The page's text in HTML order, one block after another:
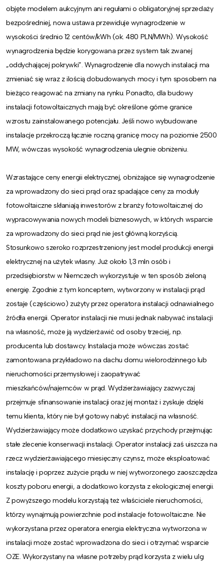
objęte modelem aukcyjnym ani regułami o obligatoryjnej sprzedaży
bezpośredniej, nowa ustawa przewiduje wynagrodzenie w
wysokości średnio 12 centów/kWh (ok. 480 PLN/MWh). Wysokość
wynagrodzenia będzie korygowana przez system tak zwanej
„oddychającej pokrywki”. Wynagrodzenie dla nowych instalacji ma
zmieniać się wraz z ilością dobudowanych mocy i tym sposobem na
bieżąco reagować na zmiany na rynku. Ponadto, dla budowy
instalacji fotowoltaicznych mają być określone górne granice
wzrostu zainstalowanego potencjału. Jeśli nowo wybudowane
instalacje przekroczą łącznie roczną granicę mocy na poziomie 2500
MW, wówczas wysokość wynagrodzenia ulegnie obniżeniu.
Wzrastające ceny energii elektrycznej, obniżające się wynagrodzenie
za wprowadzony do sieci prąd oraz spadające ceny za moduły
fotowoltaiczne skłaniają inwestorów z branży fotowoltaicznej do
wypracowywania nowych modeli biznesowych, w których wsparcie
za wprowadzony do sieci prąd nie jest główną korzyścią.
Stosunkowo szeroko rozprzestrzeniony jest model produkcji energii
elektrycznej na użytek własny. Już około 1,3 mln osób i
przedsiębiorstw w Niemczech wykorzystuje w ten sposób zieloną
energię. Zgodnie z tym konceptem, wytworzony w instalacji prąd
zostaje (częściowo) zużyty przez operatora instalacji odnawialnego
źródła energii. Operator instalacji nie musi jednak nabywać instalacji
na własność, może ją wydzierżawić od osoby trzeciej, np.
producenta lub dostawcy. Instalacja może wówczas zostać
zamontowana przykładowo na dachu domu wielorodzinnego lub
nieruchomości przemysłowej i zaopatrywać
mieszkańców/najemców w prąd. Wydzierżawiający zazwyczaj
przejmuje sfinansowanie instalacji oraz jej montaż i zyskuje dzięki
temu klienta, który nie był gotowy nabyć instalacji na własność.
Wydzierżawiający może dodatkowo uzyskać przychody przejmując
stałe zlecenie konserwacji instalacji. Operator instalacji zaś uiszcza na
rzecz wydzierżawiającego miesięczny czynsz, może eksploatować
instalację i poprzez zużycie prądu w niej wytworzonego zaoszczędza
koszty poboru energii, a dodatkowo korzysta z ekologicznej energii.
Z powyższego modelu korzystają też właściciele nieruchomości,
którzy wynajmują powierzchnie pod instalacje fotowoltaiczne. Nie
wykorzystana przez operatora energia elektryczna wytworzona w
instalacji może zostać wprowadzona do sieci i otrzymać wsparcie
OZE. Wykorzystany na własne potrzeby prąd korzysta z wielu ulg